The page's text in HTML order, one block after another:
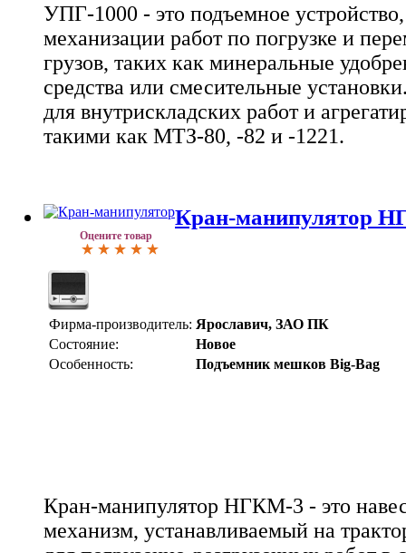
УПГ-1000 - это подъемное
механизации работ по погрузке и
грузов, таких как минеральные
средства или смесительные
для внутрискладских работ и
такими как МТЗ-80, -82 и -1221.
Оцените товар
Кран-манипулятор
Фирма-производитель: Ярославич, ЗАО ПК
Состояние:
Новое
Особенность:
Подъемник мешков Big-Bag
Кран-манипулятор НГКМ-3 - это
механизм, устанавливаемый на